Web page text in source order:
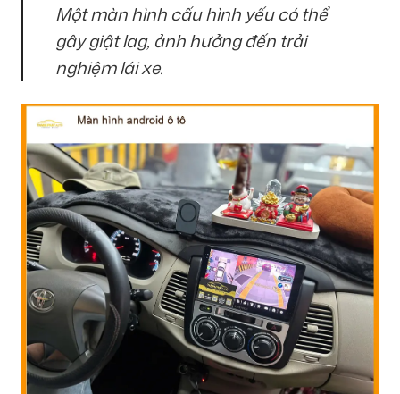
Một màn hình cấu hình yếu có thể
gây giật lag, ảnh hưởng đến trải
nghiệm lái xe.